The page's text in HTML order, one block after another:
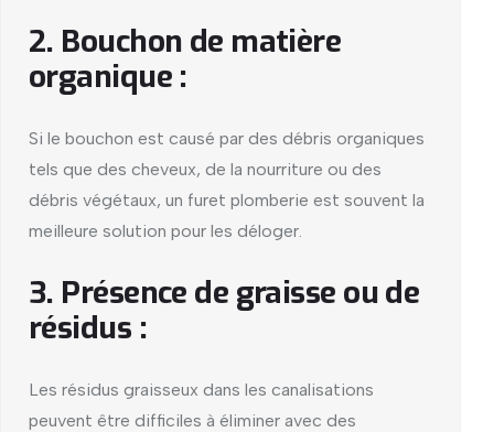
2. Bouchon de matière
organique :
Si le bouchon est causé par des débris organiques
tels que des cheveux, de la nourriture ou des
débris végétaux, un furet plomberie est souvent la
meilleure solution pour les déloger.
3. Présence de graisse ou de
résidus :
Les résidus graisseux dans les canalisations
peuvent être difficiles à éliminer avec des